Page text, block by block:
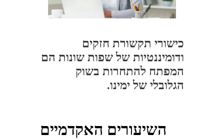
כישורי תקשורת חזקים
ודומיננטיות של שפות שונות הם
המפתח להתחרות בשוק
הגלובלי של ימינו.
השיעורים האקדמיים